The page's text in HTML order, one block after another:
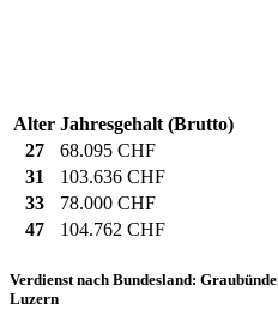
Alter Jahresgehalt (Brutto)
27
68.095 CHF
31
103.636 CHF
33
78.000 CHF
47
104.762 CHF
Verdienst nach Bundesland:
Luzern